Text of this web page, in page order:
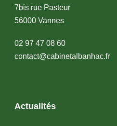
7bis rue Pasteur
56000 Vannes
02 97 47 08 60
contact@cabinetalbanhac.fr
Actualités